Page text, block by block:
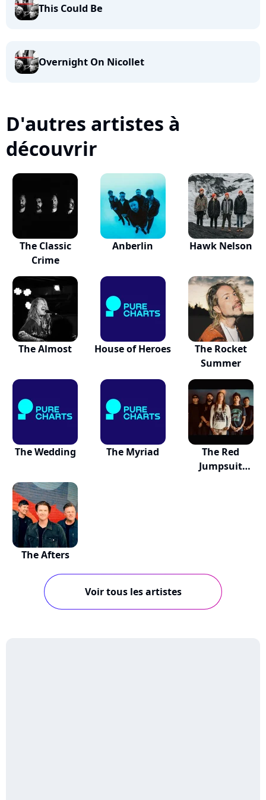
This Could Be
Overnight On Nicollet
D'autres artistes à
découvrir
The Classic
Crime
Anberlin Hawk Nelson
The Almost House of Heroes
The Rocket
Summer
The Wedding The Myriad
The Red
Jumpsuit
The Afters
Voir tous les artistes